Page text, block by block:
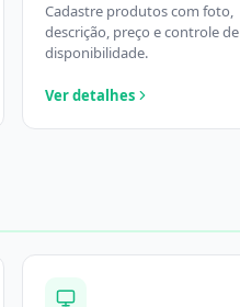
Cadastre produtos com foto,
descrição, preço e controle de
disponibilidade.
Ver detalhes